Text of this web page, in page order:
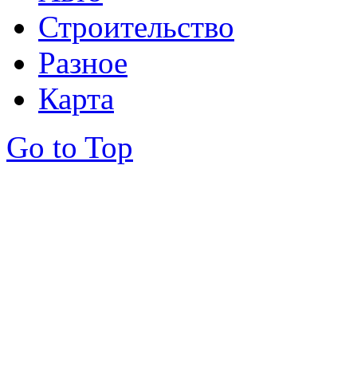
Строительство
Разное
Карта
Go to Top